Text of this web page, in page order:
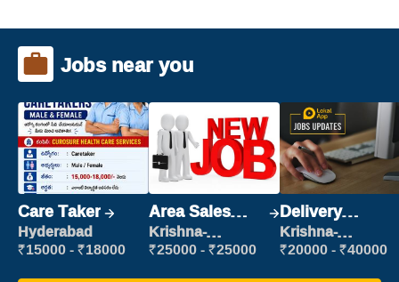
Jobs near you
Care Taker
Hyderabad
₹15000 - ₹18000
Area Sales
Manager (Field
Sales)
Krishna-
vijayawada
₹25000 - ₹25000
Delivery
Executive
Krishna-
vijayawada
₹20000 - ₹40000